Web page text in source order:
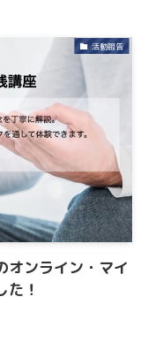
活動報告
オンライン・マイ
た！